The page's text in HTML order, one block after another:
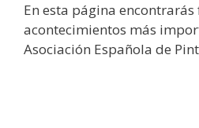
En esta página
acontecimientos más
Asociación Española de